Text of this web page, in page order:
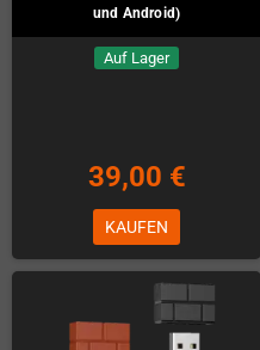
und Android)
Auf Lager
39,00 €
KAUFEN